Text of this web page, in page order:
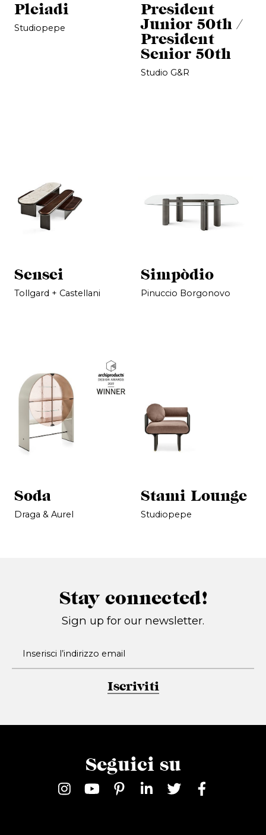
Pleiadi
Studiopepe
President
Junior 50th /
President
Senior 50th
Studio G&R
Sensei
Tollgard + Castellani
Simpòdio
Pinuccio Borgonovo
Soda
Draga & Aurel
Stami Lounge
Studiopepe
Stay connected!
Sign up for our newsletter.
Iscriviti
Seguici su